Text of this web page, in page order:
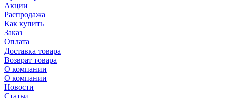
Акции
Распродажа
Как купить
Заказ
Оплата
Доставка товара
Возврат товара
О компании
О компании
Новости
Статьи